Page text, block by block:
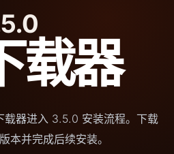
载器
载器进入 3.5.0 安装流程。下载
本并完成后续安装。